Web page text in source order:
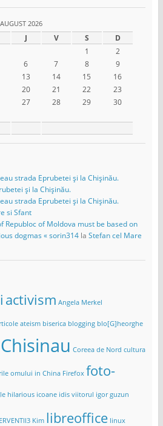
AUGUST 2026
J V S D
1
2
6 7 8
9
13 14 15
16
20 21 22
23
27 28 29
30
strada Eprubetei și la Chișinău.
și la Chișinău.
strada Eprubetei și la Chișinău.
si Sfant
Republoc of Moldova must be based on
dogmas « sorin314la Stefan cel Mare
activism Angela Merkel
ateism biserica blogging blo[G]heorghe
Chisinau Coreea de Nord cultura
omului in China Firefox foto-
hilarious icoane idis viitorul igor guzun
Kim libreoffice linux